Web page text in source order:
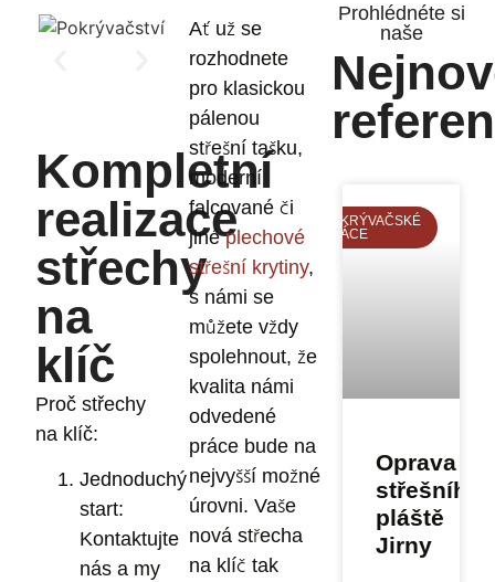
Kompletní
realizace
střechy
na
klíč
Proč střechy
na klíč:
Jednoduchý
start:
Kontaktujte
nás a my
Ať už se
rozhodnete
pro klasickou
pálenou
střešní tašku,
moderní
falcované či
jinéplechové
střešní krytiny,
s námi se
můžete vždy
spolehnout, že
kvalita námi
odvedené
práce bude na
nejvyšší možné
úrovni. Vaše
nová střecha
na klíč tak
Prohlédnéte si
naše
POKRÝVAČSKÉ
PRÁCE
Oprava
střešního
pláště
Jirny